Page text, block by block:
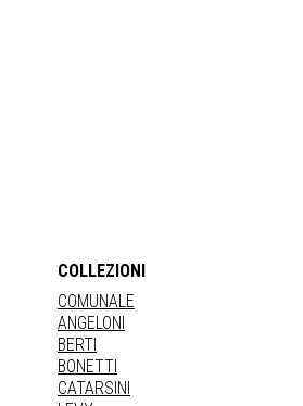
COLLEZIONI
COMUNALE
ANGELONI
BERTI
BONETTI
CATARSINI